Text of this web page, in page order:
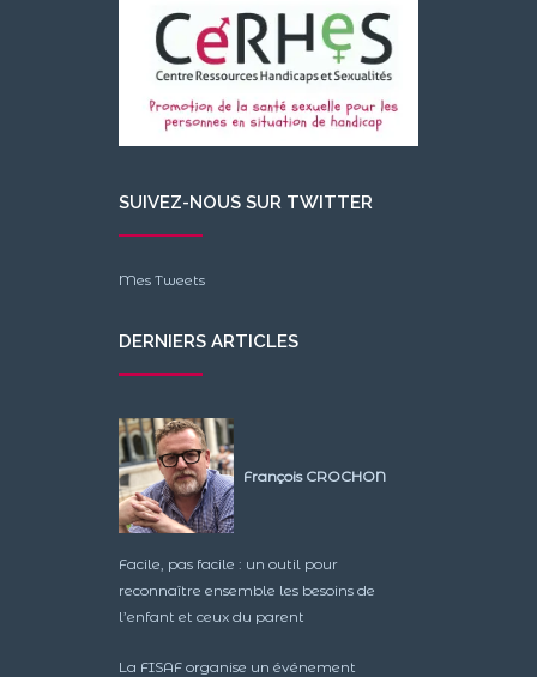
SUIVEZ-NOUS SUR TWITTER
Mes Tweets
DERNIERS ARTICLES
François CROCHON
Facile, pas facile : un outil pour
reconnaître ensemble les besoins de
l’enfant et ceux du parent
La FISAF organise un événement